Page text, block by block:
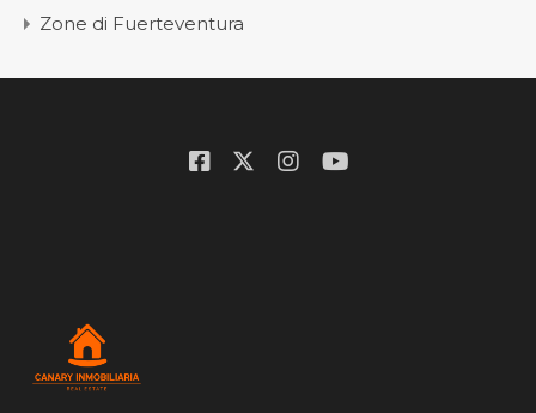
Zone di Fuerteventura